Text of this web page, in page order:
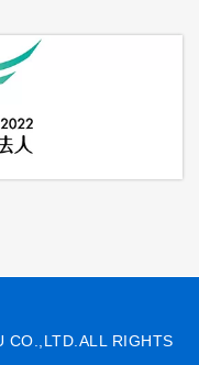
CO.,LTD.ALL RIGHTS